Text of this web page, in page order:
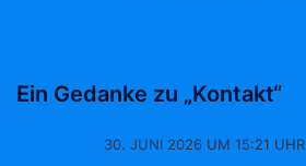
Ein Gedanke zu „Kontakt“
30. JUNI 2026 UM 15:21 UHR